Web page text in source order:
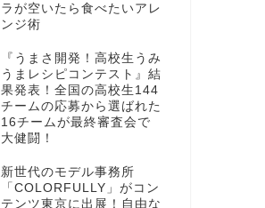
ラが空いたら食べたいアレ
ンジ術
『うまさ開発！高校生うみ
うまレシピコンテスト』結
果発表！全国の高校生144
チームの応募から選ばれた
16チームが最終審査会で
大健闘！
新世代のモデル事務所
「COLORFULLY」がコン
テンツ東京に出展！自由な